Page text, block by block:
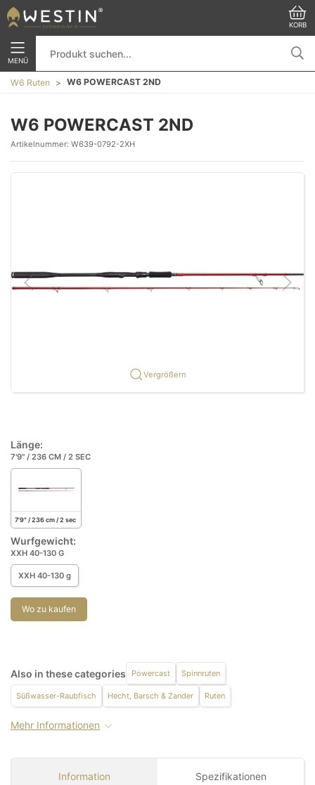
KORB
MENÜ
W6 Ruten W6 POWERCAST 2ND
W6 POWERCAST 2ND
Artikelnummer: W639-0792-2XH
Vergrößern
Länge:
7'9" / 236 CM / 2 SEC
7'9" / 236 cm / 2 sec
Wurfgewicht:
XXH 40-130 G
XXH 40-130 g
Wo zu kaufen
Also in these categories Powercast Spinnruten
Süßwasser-Raubfisch Hecht, Barsch & Zander Ruten
Mehr Informationen
Information Spezifikationen